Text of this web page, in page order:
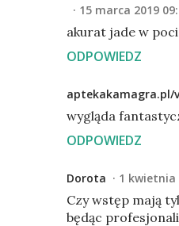
15 marca 2019
akurat jade w
ODPOWIEDZ
aptekakamagra.pl/
wygląda
ODPOWIEDZ
Dorota 1 kwietnia
Czy wstęp mają
będąc